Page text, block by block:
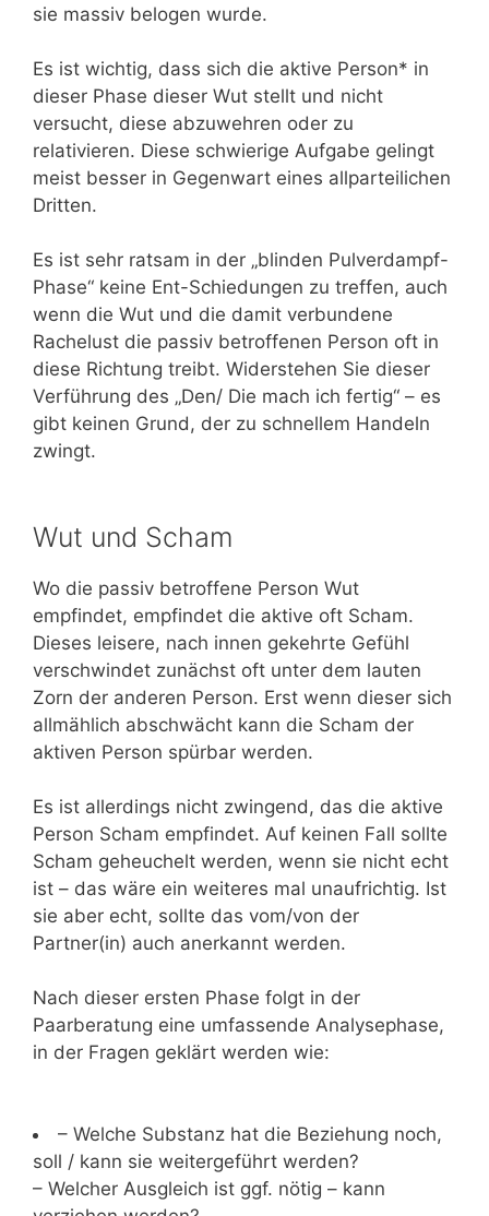
sie massiv belogen wurde.
Es ist wichtig, dass sich die aktive Person* in
dieser Phase dieser Wut stellt und nicht
versucht, diese abzuwehren oder zu
relativieren. Diese schwierige Aufgabe gelingt
meist besser in Gegenwart eines allparteilichen
Dritten.
Es ist sehr ratsam in der „blinden Pulverdampf-
Phase“ keine Ent-Schiedungen zu treffen, auch
wenn die Wut und die damit verbundene
Rachelust die passiv betroffenen Person oft in
diese Richtung treibt. Widerstehen Sie dieser
Verführung des „Den/ Die mach ich fertig“ – es
gibt keinen Grund, der zu schnellem Handeln
zwingt.
Wut und Scham
Wo die passiv betroffene Person Wut
empfindet, empfindet die aktive oft Scham.
Dieses leisere, nach innen gekehrte Gefühl
verschwindet zunächst oft unter dem lauten
Zorn der anderen Person. Erst wenn dieser sich
allmählich abschwächt kann die Scham der
aktiven Person spürbar werden.
Es ist allerdings nicht zwingend, das die aktive
Person Scham empfindet. Auf keinen Fall sollte
Scham geheuchelt werden, wenn sie nicht echt
ist – das wäre ein weiteres mal unaufrichtig. Ist
sie aber echt, sollte das vom/von der
Partner(in) auch anerkannt werden.
Nach dieser ersten Phase folgt in der
Paarberatung eine umfassende Analysephase,
in der Fragen geklärt werden wie:
– Welche Substanz hat die Beziehung noch,
soll / kann sie weitergeführt werden?
– Welcher Ausgleich ist ggf. nötig – kann